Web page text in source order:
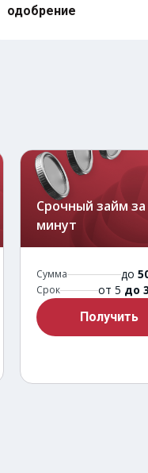
одобрение
Срочный займ за
минут
Сумма до
Срок от 5 до
Получить